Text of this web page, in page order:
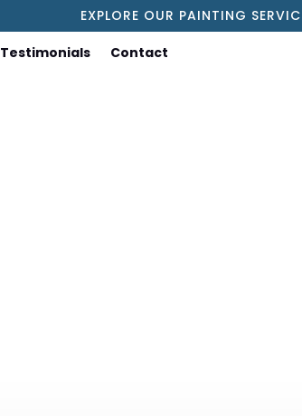
EXPLORE OUR PAINTING
Testimonials
Contact